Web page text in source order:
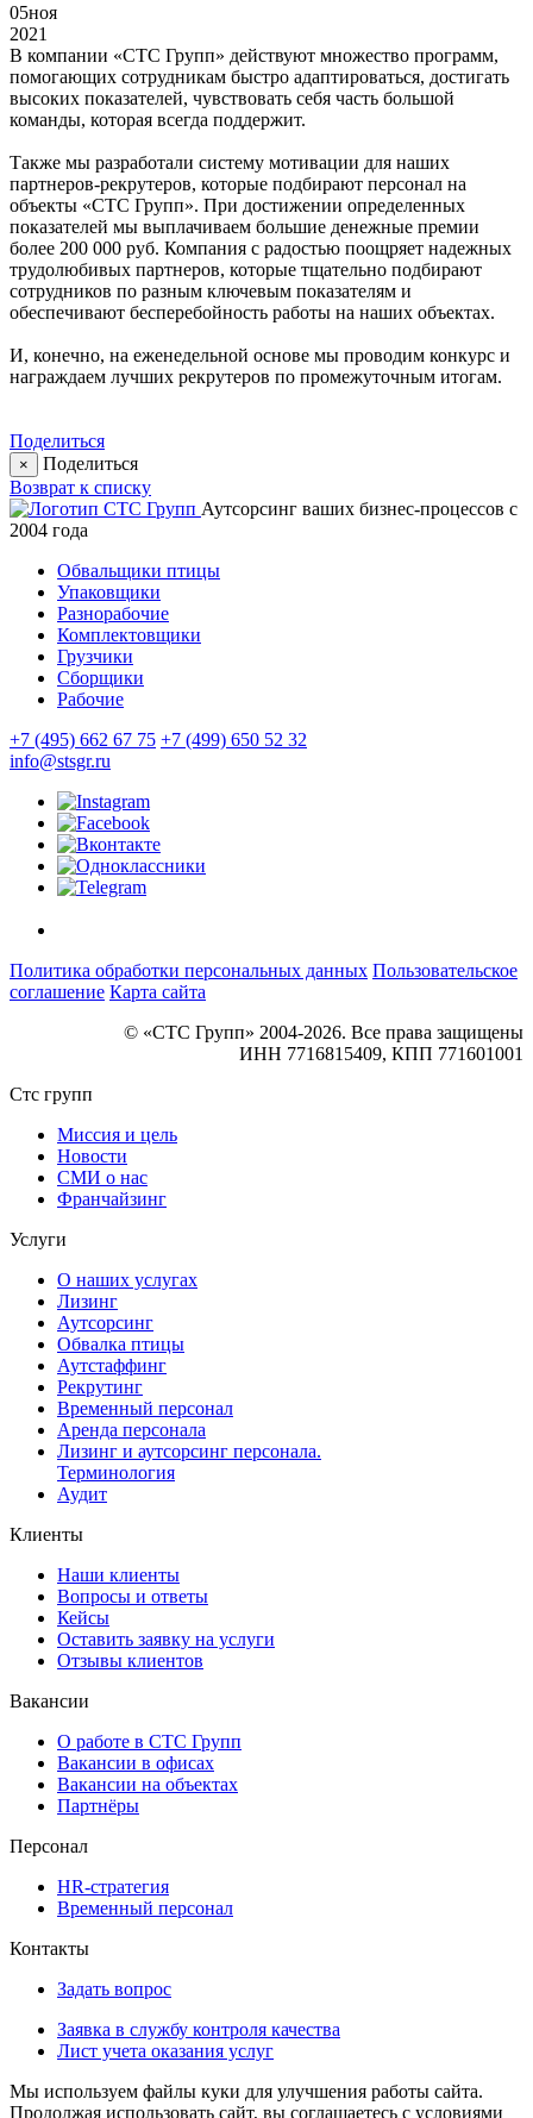
05ноя
2021
В компании «СТС Групп» действуют множество программ,
помогающих сотрудникам быстро адаптироваться, достигать
высоких показателей, чувствовать себя часть большой
команды, которая всегда поддержит.
Также мы разработали систему мотивации для наших
партнеров-рекрутеров, которые подбирают персонал на
объекты «СТС Групп». При достижении определенных
показателей мы выплачиваем большие денежные премии
более 200 000 руб. Компания с радостью поощряет надежных
трудолюбивых партнеров, которые тщательно подбирают
сотрудников по разным ключевым показателям и
обеспечивают бесперебойность работы на наших объектах.
И, конечно, на еженедельной основе мы проводим конкурс и
награждаем лучших рекрутеров по промежуточным итогам.
Поделиться
×
Поделиться
Возврат к списку
Аутсорсинг ваших бизнес-процессов с
2004 года
Обвальщики птицы
Упаковщики
Разнорабочие
Комплектовщики
Грузчики
Сборщики
Рабочие
+7 (495) 662 67 75 +7 (499) 650 52 32
info@stsgr.ru
Политика обработки персональных данных Пользовательское
соглашение Карта сайта
© «СТС Групп» 2004-2026. Все права защищены
ИНН 7716815409, КПП 771601001
Стс групп
Миссия и цель
Новости
СМИ о нас
Франчайзинг
Услуги
О наших услугах
Лизинг
Аутсорсинг
Обвалка птицы
Аутстаффинг
Рекрутинг
Временный персонал
Аренда персонала
Лизинг и аутсорсинг персонала.
Терминология
Аудит
Клиенты
Наши клиенты
Вопросы и ответы
Кейсы
Оставить заявку на услуги
Отзывы клиентов
Вакансии
О работе в СТС Групп
Вакансии в офисах
Вакансии на объектах
Партнёры
Персонал
HR-стратегия
Временный персонал
Контакты
Задать вопрос
Заявка в службу контроля качества
Лист учета оказания услуг
Мы используем файлы куки для улучшения работы сайта.
Продолжая использовать сайт, вы соглашаетесь с условиями